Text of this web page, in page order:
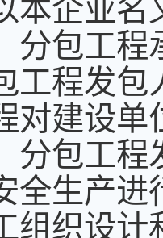
本企业名
包工程
工程发
对建设单
包工程
全生产
组织设